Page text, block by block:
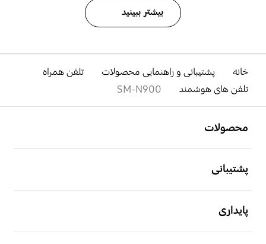
بیشتر ببینید
خانه پشتیبانی و راهنمایی محصولات
تلفن همراه
تلفن های هوشمند
SM-N900
محصولات
پشتیبانی
پایداری